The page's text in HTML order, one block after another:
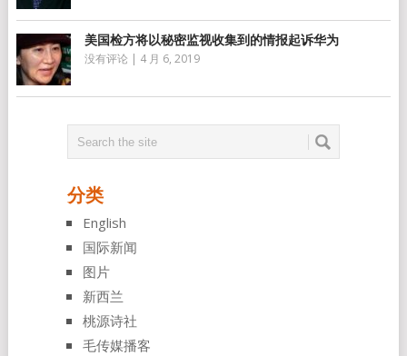
美国检方将以秘密监视收集到的情报起诉华为
没有评论 | 4 月 6, 2019
分类
English
国际新闻
图片
新西兰
桃源诗社
毛传媒播客